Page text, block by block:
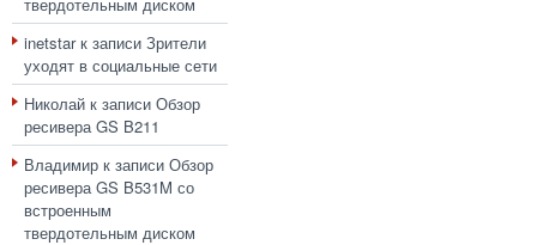
inetstarк записи Зрители
уходят в социальные сети
Николай к записи Обзор
ресивера GS B211
Владимир к записи Обзор
ресивера GS B531M со
встроенным
твердотельным диском